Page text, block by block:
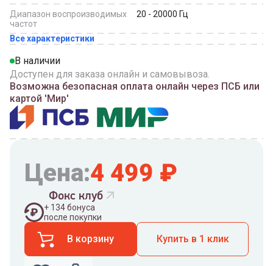
Диапазон воспроизводимых
частот
20 - 20000 Гц
Все характеристики
В наличии
Доступен для заказа онлайн и самовывоза.
Возможна безопасная оплата онлайн через ПСБ или
картой 'Мир'
Цена:4 499 ₽
Фокс клуб
+ 134бонуса
после покупки
В корзину Купить в 1 клик